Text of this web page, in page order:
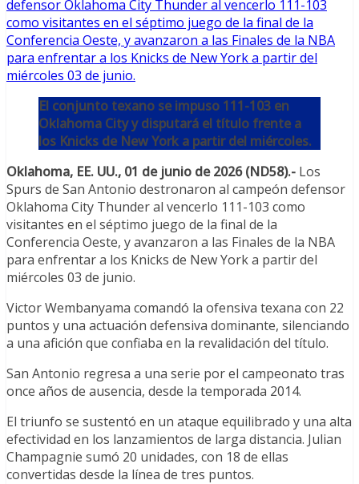
El conjunto texano se impuso 111-103 en
Oklahoma City y disputará el título frente a
los Knicks de New York a partir del miércoles.
Oklahoma, EE. UU., 01 de junio de 2026 (ND58).- Los
Spurs de San Antonio destronaron al campeón defensor
Oklahoma City Thunder al vencerlo 111-103 como
visitantes en el séptimo juego de la final de la
Conferencia Oeste, y avanzaron a las Finales de la NBA
para enfrentar a los Knicks de New York a partir del
miércoles 03 de junio.
Victor Wembanyama comandó la ofensiva texana con 22
puntos y una actuación defensiva dominante, silenciando
a una afición que confiaba en la revalidación del título.
San Antonio regresa a una serie por el campeonato tras
once años de ausencia, desde la temporada 2014.
El triunfo se sustentó en un ataque equilibrado y una alta
efectividad en los lanzamientos de larga distancia. Julian
Champagnie sumó 20 unidades, con 18 de ellas
convertidas desde la línea de tres puntos.